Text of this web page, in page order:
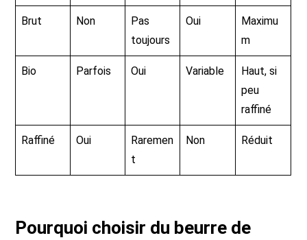
Brut Non
Pas
toujours
Oui
Maximu
m
Bio Parfois Oui Variable
Haut, si
peu
raffiné
Raffiné Oui
Raremen
t
Non Réduit
Pourquoi choisir du beurre de